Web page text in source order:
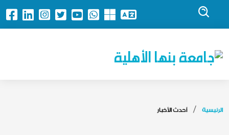
جامعة بنها الأهلية
الرئيسية أحدث الأخبار